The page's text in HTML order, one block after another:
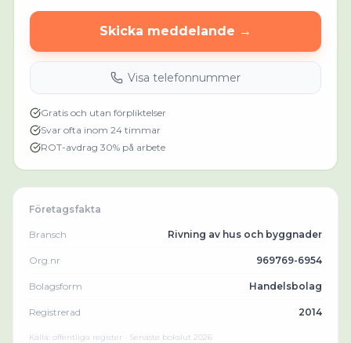
Skicka meddelande →
Visa telefonnummer
Gratis och utan förpliktelser
Svar ofta inom 24 timmar
ROT-avdrag 30% på arbete
Företagsfakta
Bransch Rivning av hus och byggnader
Org.nr 969769-6954
Bolagsform Handelsbolag
Registrerad 2014
Källa: offentliga register · Senaste bokslut 2026